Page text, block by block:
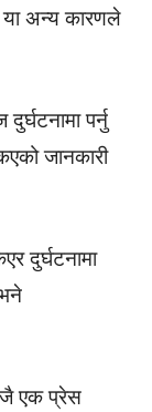
या अन्य कारणले
पर्नु
जानकारी
दुर्घटनामा
एक प्रेस